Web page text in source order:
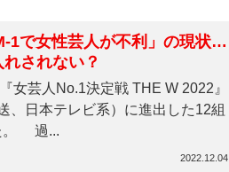
1で女性芸人が不利」の現状…
されない？
芸人No.1決定戦 THE W 2022』
、日本テレビ系）に進出した12組
。 過...
2022.12.04